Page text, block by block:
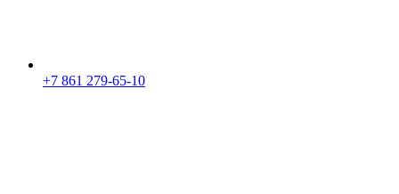
+7 861 279-65-10